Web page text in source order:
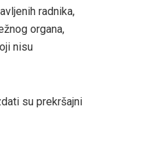
radnika,
organa,
nisu
su prekršajni